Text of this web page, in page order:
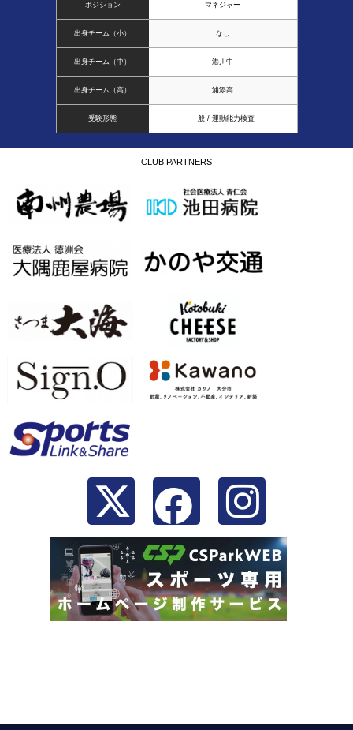
ポジション マネジャー
出身チーム（小） なし
出身チーム（中） 港川中
出身チーム（高） 浦添高
受験形態 一般 / 運動能力検査
CLUB PARTNERS